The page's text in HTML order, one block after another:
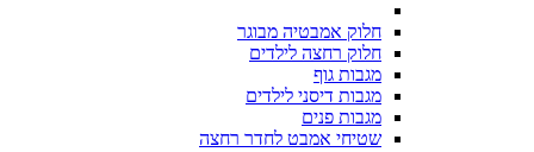
חלוק אמבטיה מבוגר
חלוק רחצה לילדים
מגבות גוף
מגבות דיסני לילדים
מגבות פנים
שטיחי אמבט לחדר רחצה